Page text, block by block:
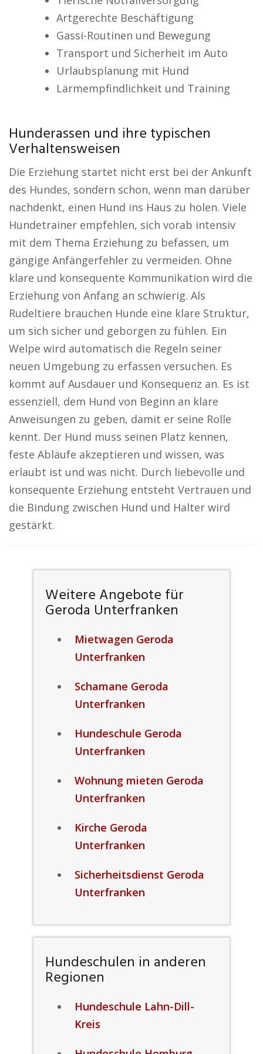
Artgerechte Beschäftigung
Gassi-Routinen und Bewegung
Transport und Sicherheit im Auto
Urlaubsplanung mit Hund
Lärmempfindlichkeit und Training
Hunderassen und ihre typischen
Verhaltensweisen
Die Erziehung startet nicht erst bei der Ankunft
des Hundes, sondern schon, wenn man darüber
nachdenkt, einen Hund ins Haus zu holen. Viele
Hundetrainer empfehlen, sich vorab intensiv
mit dem Thema Erziehung zu befassen, um
gängige Anfängerfehler zu vermeiden. Ohne
klare und konsequente Kommunikation wird die
Erziehung von Anfang an schwierig. Als
Rudeltiere brauchen Hunde eine klare Struktur,
um sich sicher und geborgen zu fühlen. Ein
Welpe wird automatisch die Regeln seiner
neuen Umgebung zu erfassen versuchen. Es
kommt auf Ausdauer und Konsequenz an. Es ist
essenziell, dem Hund von Beginn an klare
Anweisungen zu geben, damit er seine Rolle
kennt. Der Hund muss seinen Platz kennen,
feste Abläufe akzeptieren und wissen, was
erlaubt ist und was nicht. Durch liebevolle und
konsequente Erziehung entsteht Vertrauen und
die Bindung zwischen Hund und Halter wird
gestärkt.
Weitere Angebote für
Geroda Unterfranken
Mietwagen Geroda
Unterfranken
Schamane Geroda
Unterfranken
Hundeschule Geroda
Unterfranken
Wohnung mieten Geroda
Unterfranken
Kirche Geroda
Unterfranken
Sicherheitsdienst Geroda
Unterfranken
Hundeschulen in anderen
Regionen
Hundeschule Lahn-Dill-
Kreis